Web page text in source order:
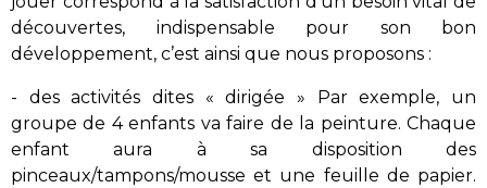
découvertes, indispensable pour son bon
développement, c’est ainsi que nous proposons :
- des activités dites « dirigée » Par exemple, un
groupe de 4 enfants va faire de la peinture. Chaque
enfant aura à sa disposition des
pinceaux/tampons/mousse et une feuille de papier.